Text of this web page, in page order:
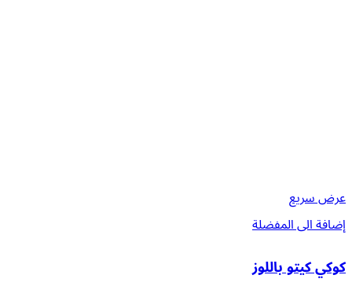
عرض سريع
إضافة الى المفضلة
كوكي كيتو باللوز